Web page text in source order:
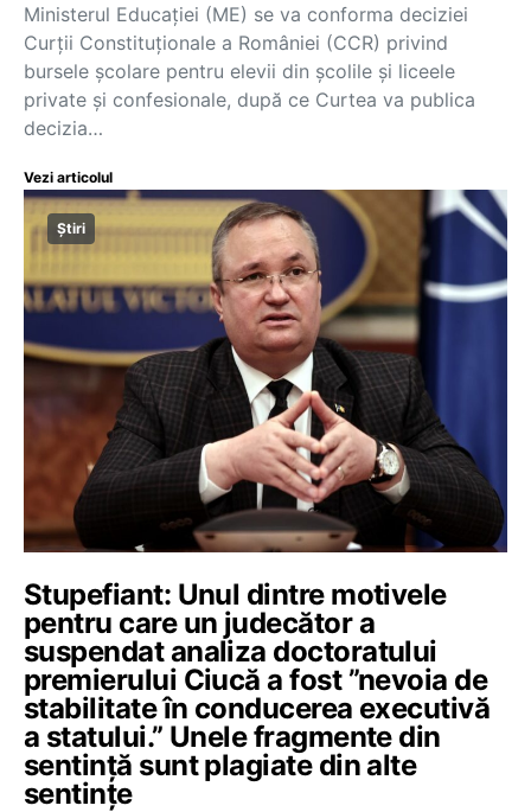
Ministerul Educației (ME) se va conforma deciziei
Curții Constituționale a României (CCR) privind
bursele școlare pentru elevii din școlile și liceele
private și confesionale, după ce Curtea va publica
decizia…
Vezi articolul
Știri
Stupefiant: Unul dintre motivele
pentru care un judecător a
suspendat analiza doctoratului
premierului Ciucă a fost ”nevoia de
stabilitate în conducerea executivă
a statului.” Unele fragmente din
sentință sunt plagiate din alte
sentințe